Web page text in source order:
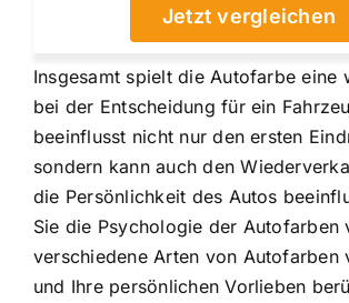
Jetzt vergleichen
Insgesamt spielt die Autofarbe eine
bei der Entscheidung für ein
beeinflusst nicht nur den ersten
sondern kann auch den
die Persönlichkeit des Autos
Sie die Psychologie der Autofarben
verschiedene Arten von Autofarben
und Ihre persönlichen Vorlieben